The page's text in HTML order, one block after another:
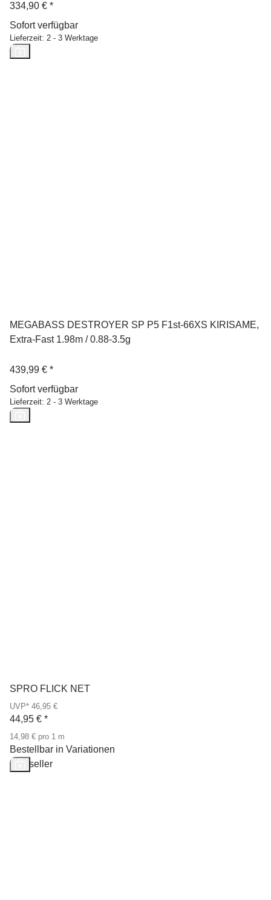
334,90 € *
Sofort verfügbar
Lieferzeit: 2 - 3 Werktage
Neu
MEGABASS DESTROYER SP P5 F1st-66XS KIRISAME,
Extra-Fast 1.98m / 0.88-3.5g
439,99 € *
Sofort verfügbar
Lieferzeit: 2 - 3 Werktage
Neu
SPRO FLICK NET
UVP* 46,95 €
44,95 € *
14,98 € pro 1 m
Bestellbar in Variationen
Bestseller